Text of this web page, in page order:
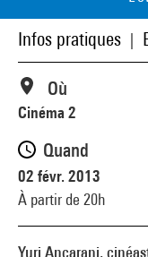
Infos pratiques
Yuri Ancarani,
Où
Cinéma 2
Quand
02 févr. 2013
À partir de 20h